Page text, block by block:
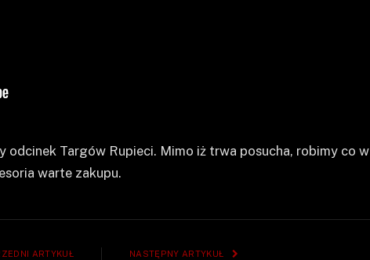
odcinek Targów Rupieci. Mimo iż trwa posucha, robimy co w
warte zakupu.
ARTYKUŁ NASTĘPNY ARTYKUŁ